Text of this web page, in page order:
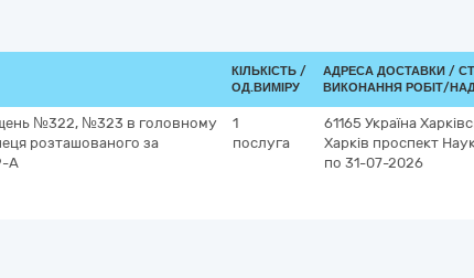
КІЛЬКІСТЬ /
ОД.ВИМІРУ
АДРЕСА ДОСТАВКИ /
ВИКОНАННЯ РОБІТ/
№322, №323 в головному
розташованого за
А
1
послуга
61165 Україна
Харків проспект
по 31-07-2026